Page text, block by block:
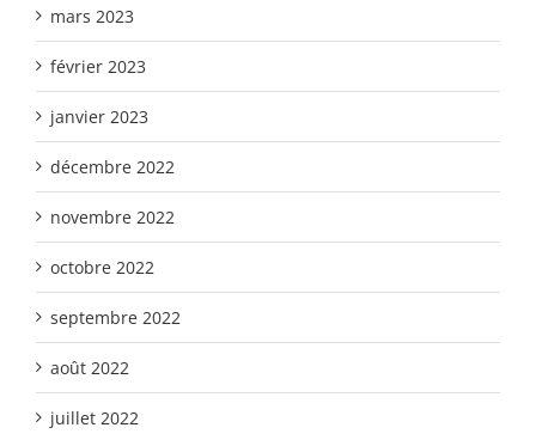
mars 2023
février 2023
janvier 2023
décembre 2022
novembre 2022
octobre 2022
septembre 2022
août 2022
juillet 2022